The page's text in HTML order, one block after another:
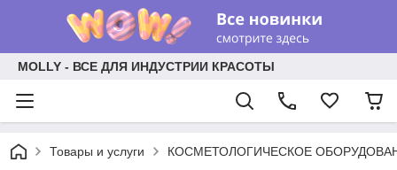
MOLLY - ВСЕ ДЛЯ ИНДУСТРИИ КРАСОТЫ
Товары и услуги КОСМЕТОЛОГИЧЕСКОЕ